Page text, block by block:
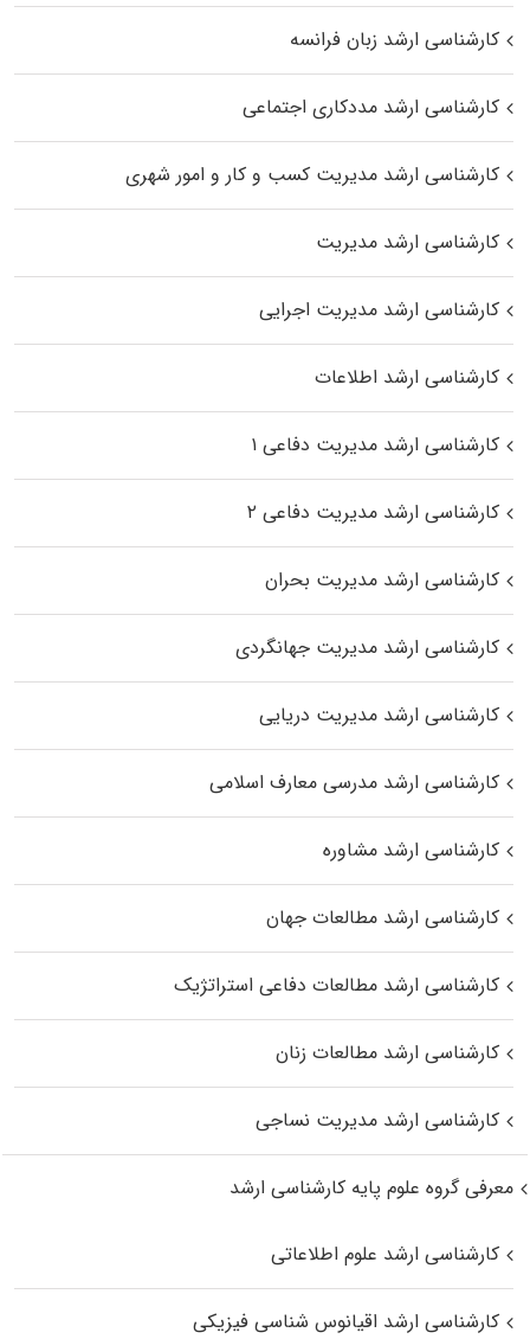
کارشناسی ارشد زبان فرانسه
کارشناسی ارشد مددکاری اجتماعی
کارشناسی ارشد مدیریت کسب و کار و امور شهری
کارشناسی ارشد مدیریت
کارشناسی ارشد مدیریت اجرایی
کارشناسی ارشد اطلاعات
کارشناسی ارشد مدیریت دفاعی ۱
کارشناسی ارشد مدیریت دفاعی ۲
کارشناسی ارشد مدیریت بحران
کارشناسی ارشد مدیریت جهانگردی
کارشناسی ارشد مدیریت دریایی
کارشناسی ارشد مدرسی معارف اسلامی
کارشناسی ارشد مشاوره
کارشناسی ارشد مطالعات جهان
کارشناسی ارشد مطالعات دفاعی استراتژیک
کارشناسی ارشد مطالعات زنان
کارشناسی ارشد مدیریت نساجی
معرفی گروه علوم پایه کارشناسی ارشد
کارشناسی ارشد علوم اطلاعاتی
کارشناسی ارشد اقیانوس‌ شناسی فیزیکی